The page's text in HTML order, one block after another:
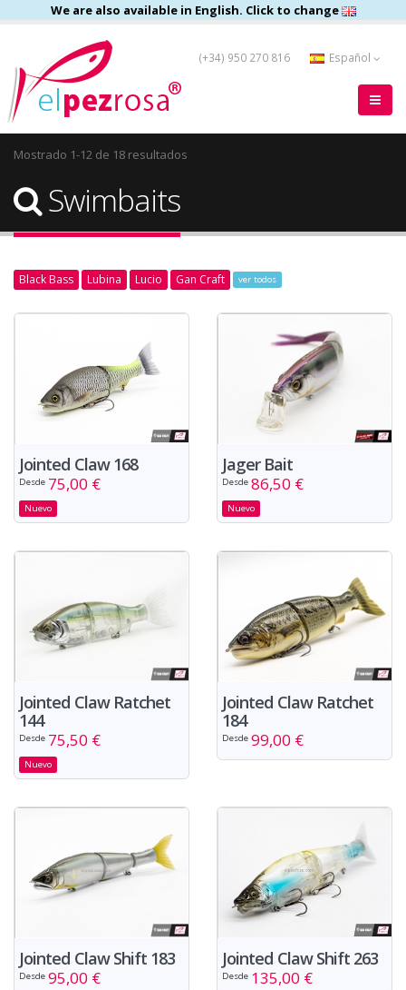
We are also available in English. Click to change
(+34) 950 270 816 Español
Mostrado 1-12 de 18 resultados
Swimbaits
Black Bass Lubina Lucio Gan Craft ver todos
Jointed Claw 168
Desde 75,00 €
Nuevo
Jager Bait
Desde 86,50 €
Nuevo
Jointed Claw Ratchet
144
Desde 75,50 €
Nuevo
Jointed Claw Ratchet
184
Desde 99,00 €
Jointed Claw Shift 183
Desde 95,00 €
Jointed Claw Shift 263
Desde 135,00 €